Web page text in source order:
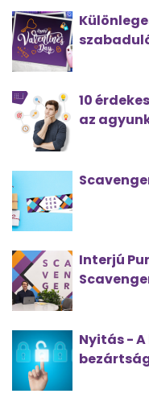
10
az
Interjú
Nyitás -